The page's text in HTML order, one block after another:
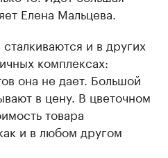
Елена Мальцева.
и в других
комплексах:
она не дает. Большой
в цену. В цветочном
товара
и в любом другом